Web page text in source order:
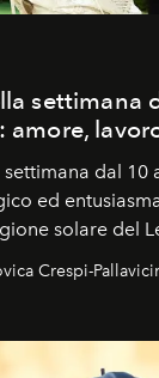
settimana
dal 10
ed
solare del
nuova in
delle Perseidi.
Crespi-